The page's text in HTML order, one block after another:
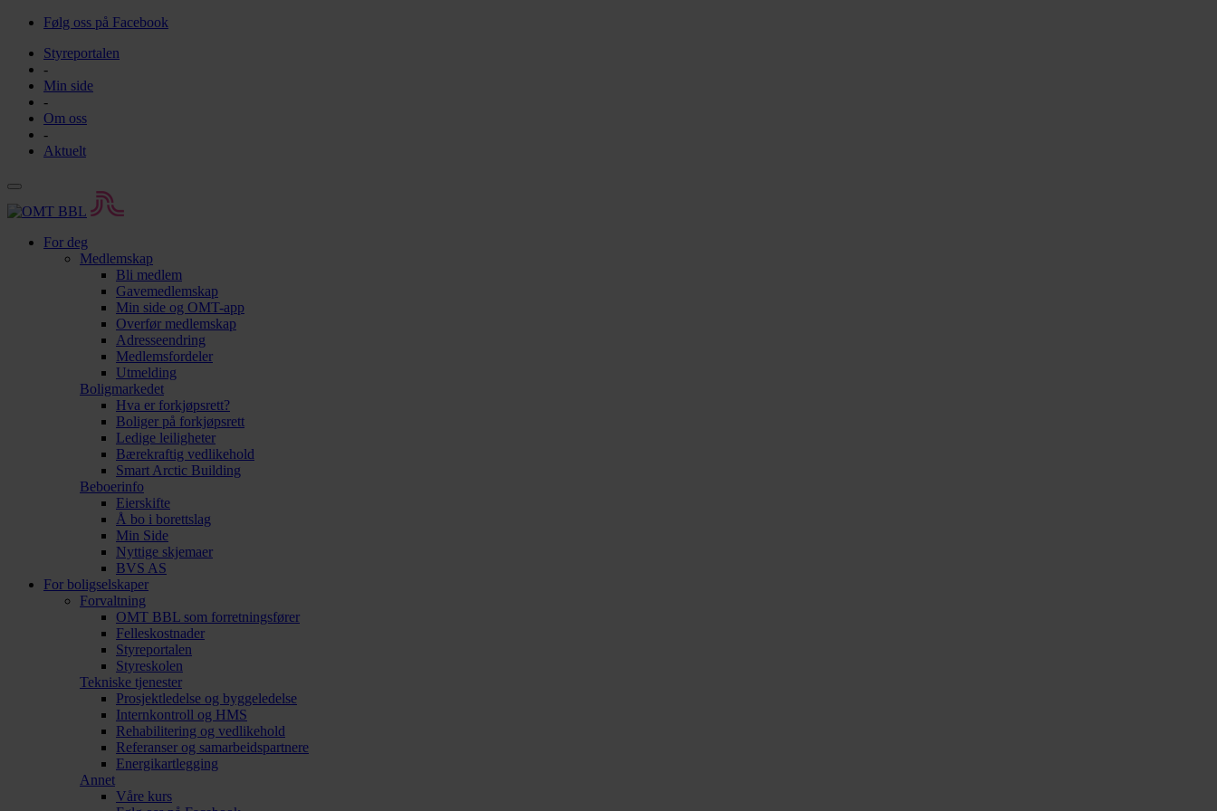
Følg oss på Facebook
Styreportalen
-
Min side
-
Om oss
-
Aktuelt
For deg
Medlemskap
Bli medlem
Gavemedlemskap
Min side og OMT-app
Overfør medlemskap
Adresseendring
Medlemsfordeler
Utmelding
Boligmarkedet
Hva er forkjøpsrett?
Boliger på forkjøpsrett
Ledige leiligheter
Bærekraftig vedlikehold
Smart Arctic Building
Beboerinfo
Eierskifte
Å bo i borettslag
Min Side
Nyttige skjemaer
BVS AS
For boligselskaper
Forvaltning
OMT BBL som forretningsfører
Felleskostnader
Styreportalen
Styreskolen
Tekniske tjenester
Prosjektledelse og byggeledelse
Internkontroll og HMS
Rehabilitering og vedlikehold
Referanser og samarbeidspartnere
Energikartlegging
Annet
Våre kurs